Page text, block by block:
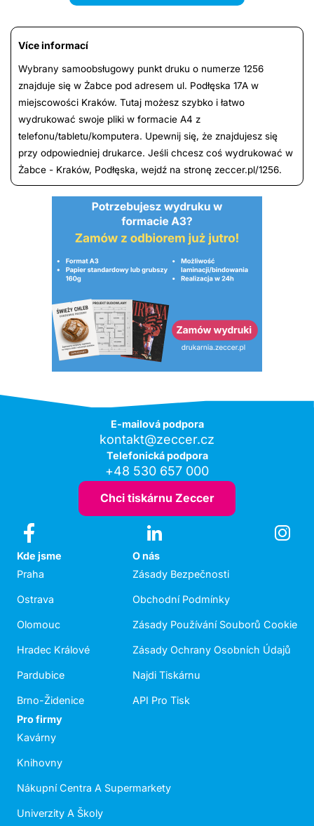
Více informací
Wybrany samoobsługowy punkt druku o numerze 1256
znajduje się w Żabce pod adresem ul. Podłęska 17A w
miejscowości Kraków. Tutaj możesz szybko i łatwo
wydrukować swoje pliki w formacie A4 z
telefonu/tabletu/komputera. Upewnij się, że znajdujesz się
przy odpowiedniej drukarce. Jeśli chcesz coś wydrukować w
Żabce - Kraków, Podłęska, wejdź na stronę zeccer.pl/1256.
E-mailová podpora
kontakt@zeccer.cz
Telefonická podpora
+48 530 657 000
Chci tiskárnu Zeccer
Kde jsme
Praha
Ostrava
Olomouc
Hradec Králové
Pardubice
Brno-Židenice
O nás
Zásady Bezpečnosti
Obchodní Podmínky
Zásady Používání Souborů Cookie
Zásady Ochrany Osobních Údajů
Najdi Tiskárnu
API Pro Tisk
Pro firmy
Kavárny
Knihovny
Nákupní Centra A Supermarkety
Univerzity A Školy